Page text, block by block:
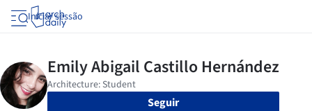
Iniciar sessão
Seguir